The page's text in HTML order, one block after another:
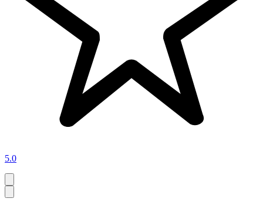
5.0